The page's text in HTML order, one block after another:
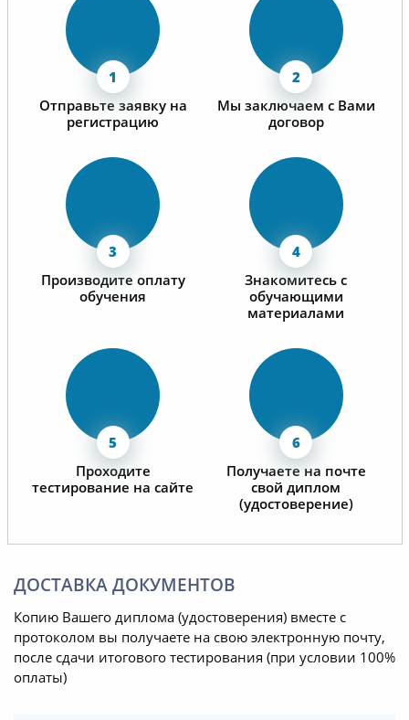
Отправьте заявку на
регистрацию
Мы заключаем с Вами
договор
Производите оплату
обучения
Знакомитесь с
обучающими
материалами
Проходите
тестирование на сайте
Получаете на почте
свой диплом
(удостоверение)
ДОСТАВКА ДОКУМЕНТОВ
Копию Вашего диплома (удостоверения) вместе с
протоколом вы получаете на свою электронную почту,
после сдачи итогового тестирования (при условии 100%
оплаты)